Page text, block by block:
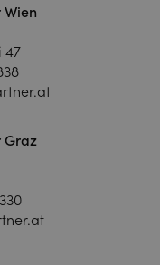
47
Graz